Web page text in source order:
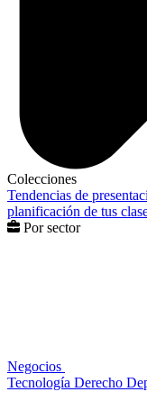
Colecciones
Tendencias de
planificación de tus
Por sector
Negocios
Tecnología Derecho